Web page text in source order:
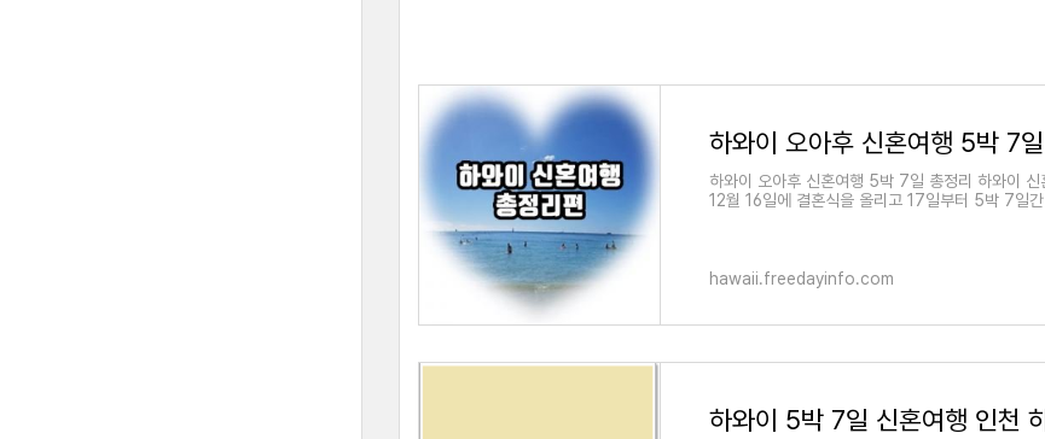
하와이 오아후 신혼여행 5박 7일 총정리 하와이
12월 16일에 결혼식을 올리고 17일부터 5박 7일
hawaii.freedayinfo.com
하와이 5박 7일 신혼여행 인천